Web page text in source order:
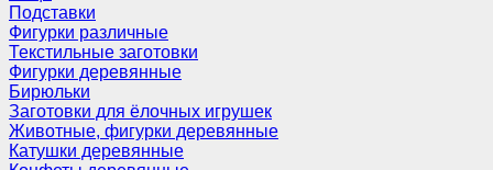
Подставки
Фигурки различные
Текстильные заготовки
Фигурки деревянные
Бирюльки
Заготовки для ёлочных игрушек
Животные, фигурки деревянные
Катушки деревянные